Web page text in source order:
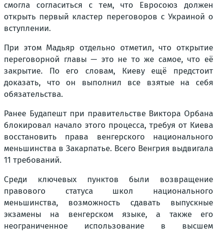
смогла согласиться с тем, что Евросоюз должен
открыть первый кластер переговоров с Украиной о
вступлении.
При этом Мадьяр отдельно отметил, что открытие
переговорной главы — это не то же самое, что её
закрытие. По его словам, Киеву ещё предстоит
доказать, что он выполнил все взятые на себя
обязательства.
Ранее Будапешт при правительстве Виктора Орбана
блокировал начало этого процесса, требуя от Киева
восстановить права венгерского национального
меньшинства в Закарпатье. Всего Венгрия выдвигала
11 требований.
Среди ключевых пунктов были возвращение
правового статуса школ национального
меньшинства, возможность сдавать выпускные
экзамены на венгерском языке, а также его
неограниченное использование в высшем